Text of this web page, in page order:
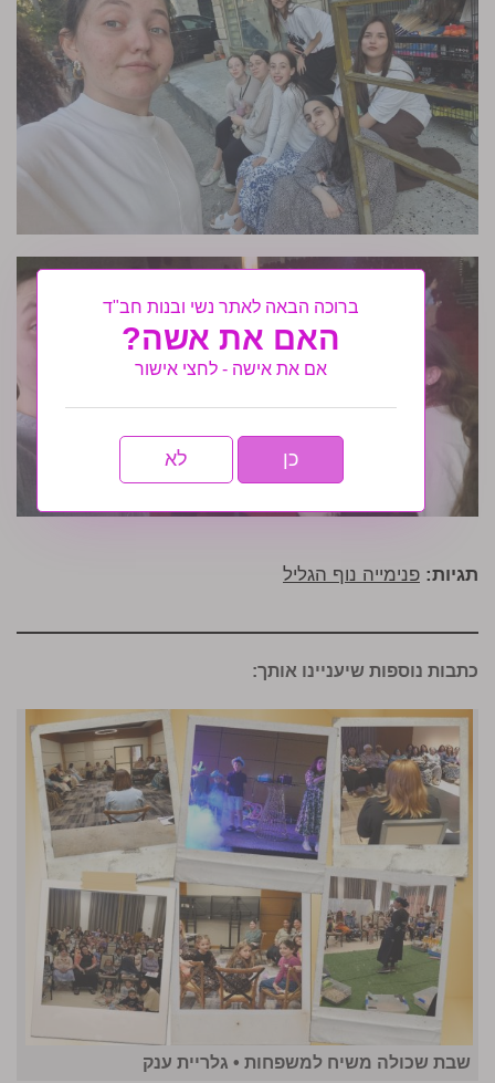
תגיות: פנימייה נוף הגליל
כתבות נוספות שיעניינו אותך:
שבת שכולה משיח למשפחות • גלריית ענק
ברוכה הבאה לאתר נשי ובנות חב"ד
האם את אשה?
אם את אישה - לחצי אישור
כן לא